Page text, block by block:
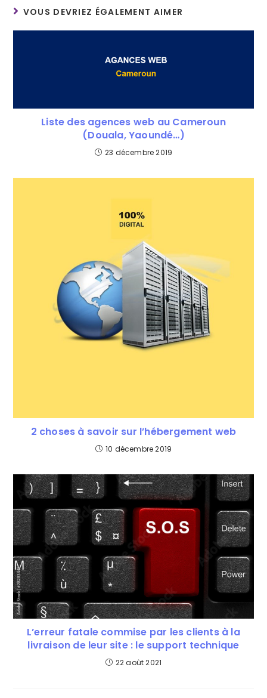
VOUS DEVRIEZ ÉGALEMENT AIMER
Liste des agences web au Cameroun
(Douala, Yaoundé…)
23 décembre 2019
2 choses à savoir sur l’hébergement web
10 décembre 2019
L’erreur fatale commise par les clients à la
livraison de leur site : le support technique
22 août 2021